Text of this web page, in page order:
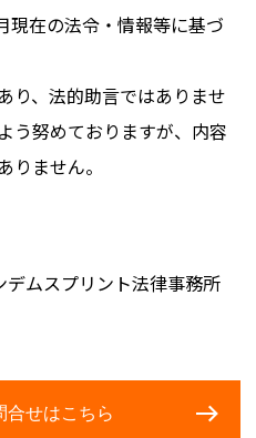
在の法令・情報等に基づ
り、法的助言ではありませ
う努めておりますが、内容
りません。
ムスプリント法律事務所
合せはこちら